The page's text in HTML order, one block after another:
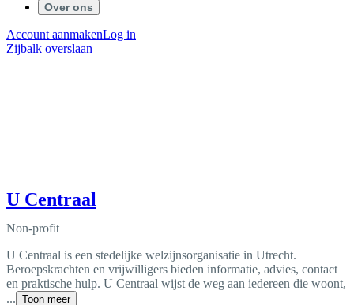
Over ons
Account aanmakenLog in
Zijbalk overslaan
U Centraal
Non-profit
U Centraal is een stedelijke welzijnsorganisatie in Utrecht.
Beroepskrachten en vrijwilligers bieden informatie, advies, contact
en praktische hulp. U Centraal wijst de weg aan iedereen die woont,
... Toon meer